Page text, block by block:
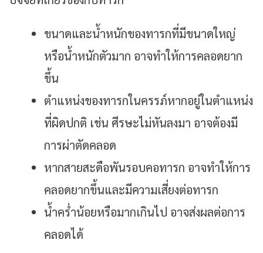
ขนาดและน้ำหนักของทารกที่มีขนาดใหญ่
หรือน้ำหนักตัวมาก อาจทำให้การคลอดยาก
ขึ้น
ตำแหน่งของทารกในครรภ์หากอยู่ในตำแหน่ง
ที่ผิดปกติ เช่น ศีรษะไม่หันลงมา อาจต้องมี
การผ่าตัดคลอด
หากสายสะดือพันรอบคอทารก อาจทำให้การ
คลอดยากขึ้นและมีความเสี่ยงต่อทารก
น้ำคร่ำน้อยหรือมากเกินไป อาจส่งผลต่อการ
คลอดได้